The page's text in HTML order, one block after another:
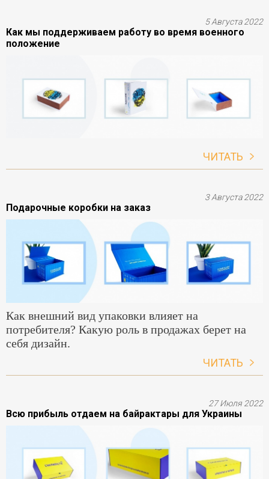
Как мы поддерживаем работу во время военного
положение
5 Августа 2022
ЧИТАТЬ
Подарочные коробки на заказ
3 Августа 2022
Как внешний вид упаковки влияет на
потребителя? Какую роль в продажах берет на
себя дизайн.
ЧИТАТЬ
Всю прибыль отдаем на байрактары для Украины
27 Июля 2022